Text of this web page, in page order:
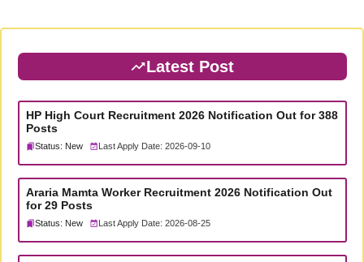
Latest Post
HP High Court Recruitment 2026 Notification Out for 388
Posts
Status: New Last Apply Date: 2026-09-10
Araria Mamta Worker Recruitment 2026 Notification Out
for 29 Posts
Status: New Last Apply Date: 2026-08-25